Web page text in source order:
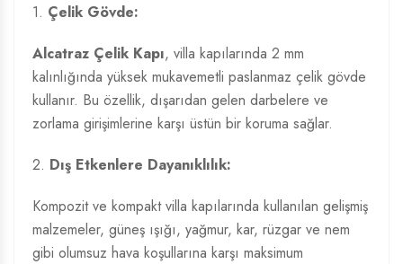
1. Çelik Gövde:
Alcatraz Çelik Kapı, villa kapılarında 2 mm
kalınlığında yüksek mukavemetli paslanmaz çelik gövde
kullanır. Bu özellik, dışarıdan gelen darbelere ve
zorlama girişimlerine karşı üstün bir koruma sağlar.
2. Dış Etkenlere Dayanıklılık:
Kompozit ve kompakt villa kapılarında kullanılan gelişmiş
malzemeler, güneş ışığı, yağmur, kar, rüzgar ve nem
gibi olumsuz hava koşullarına karşı maksimum